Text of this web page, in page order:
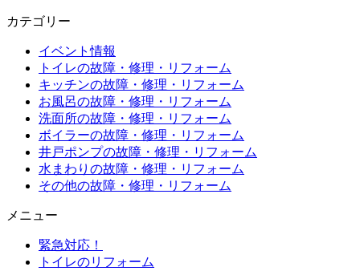
カテゴリー
イベント情報
トイレの故障・修理・リフォーム
キッチンの故障・修理・リフォーム
お風呂の故障・修理・リフォーム
洗面所の故障・修理・リフォーム
ボイラーの故障・修理・リフォーム
井戸ポンプの故障・修理・リフォーム
水まわりの故障・修理・リフォーム
その他の故障・修理・リフォーム
メニュー
緊急対応！
トイレのリフォーム